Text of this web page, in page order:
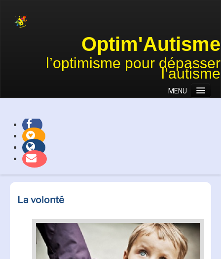
Optim'Autisme
l’optimisme pour dépasser
l’autisme
MENU
Association
Approches
Actions et projets
La volonté